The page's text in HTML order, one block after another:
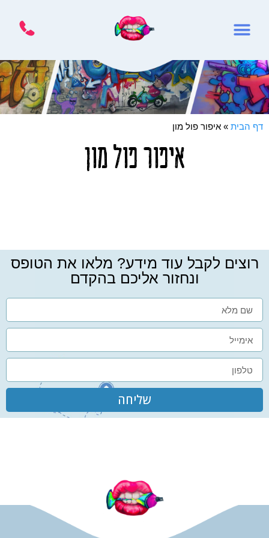
דף הבית » איפור פול מון
איפור פול מון
רוצים לקבל עוד מידע? מלאו את הטופס
ונחזור אליכם בהקדם
שליחה